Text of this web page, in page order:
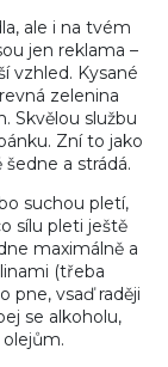
ale i na tvém
jen reklama –
vzhled. Kysané
zelenina
Skvělou službu
Zní to jako
a strádá.
suchou pletí,
sílu pleti ještě
maximálně a
(třeba
pne, vsaď raději
se alkoholu,